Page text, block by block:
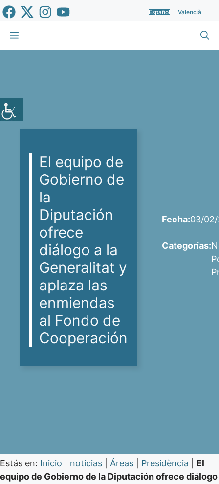
Saltar
al
contenido
Español Valencià
Menú
El equipo de
Gobierno de
la
Diputación
ofrece
diálogo a la
Generalitat y
aplaza las
enmiendas
al Fondo de
Cooperación
Fecha:03/02/
Categorías:
Estás en: Inicio noticias Áreas Presidència
El
equipo de Gobierno de la Diputación ofrece diálogo